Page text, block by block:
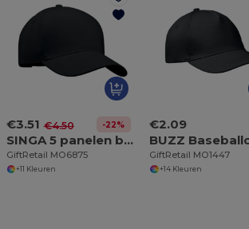
€3.51 €4.50 -22%
SINGA 5 panelen baseballpet
GiftRetail MO6875
+11 Kleuren
€2.09
GiftRetail MO1447
+14 Kleuren